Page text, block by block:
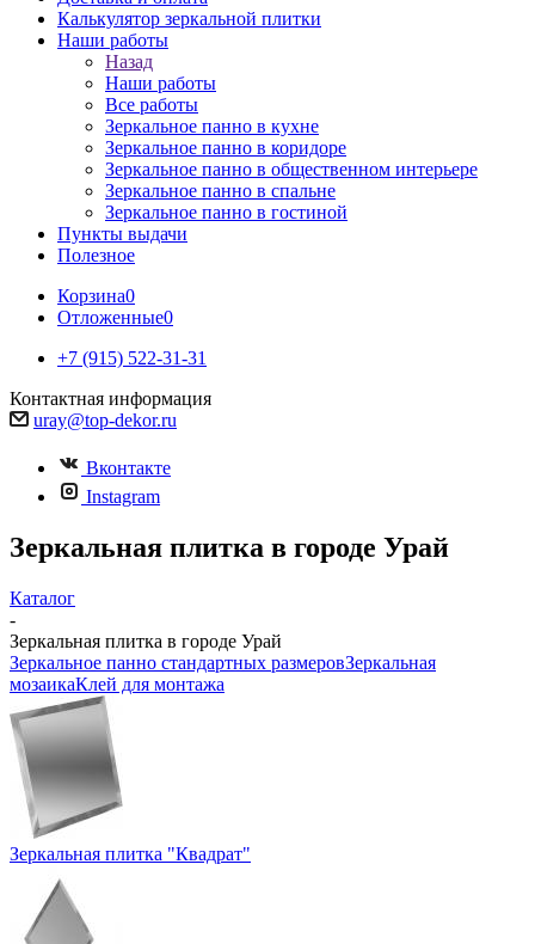
Калькулятор зеркальной плитки
Наши работы
Назад
Наши работы
Все работы
Зеркальное панно в кухне
Зеркальное панно в коридоре
Зеркальное панно в общественном интерьере
Зеркальное панно в спальне
Зеркальное панно в гостиной
Пункты выдачи
Полезное
Корзина0
Отложенные0
+7 (915) 522-31-31
Контактная информация
uray@top-dekor.ru
Вконтакте
Instagram
Зеркальная плитка в городе Урай
Каталог
-
Зеркальная плитка в городе Урай
Зеркальное панно стандартных размеровЗеркальная
мозаикаКлей для монтажа
Зеркальная плитка "Квадрат"